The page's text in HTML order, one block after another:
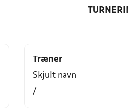
Træner
Skjult navn
/